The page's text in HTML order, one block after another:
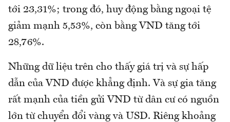
tới 23,31%; trong đó, huy động bằng ngoại tệ
giảm mạnh 5,53%, còn bằng VND tăng tới
28,76%.
Những dữ liệu trên cho thấy giá trị và sự hấp
dẫn của VND được khẳng định. Và sự gia tăng
rất mạnh của tiền gửi VND từ dân cư có nguồn
lớn từ chuyển đổi vàng và USD. Riêng khoảng